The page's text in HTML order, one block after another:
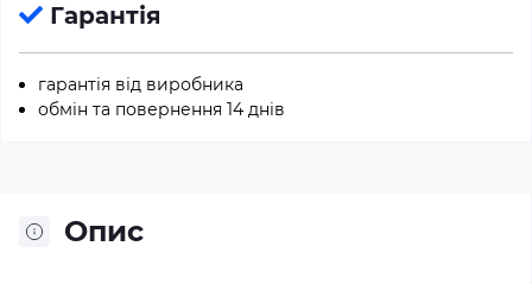
Гарантія
гарантія від виробника
обмін та повернення 14 днів
Опис